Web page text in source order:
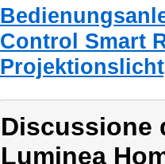
Control Smart
Discussione
Luminea